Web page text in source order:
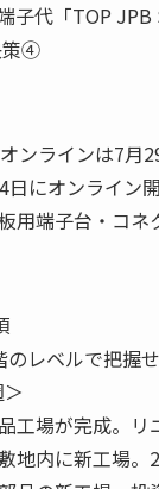
子代「TOP
策④
ンラインは7月
日にオンライン
用端子台・コ
のレベルで把握
工場が完成。
地内に新工場